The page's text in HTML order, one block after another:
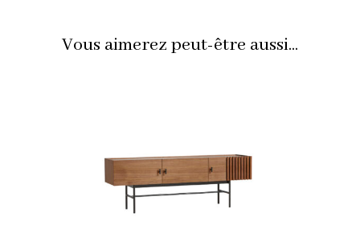
Vous aimerez peut-être aussi...